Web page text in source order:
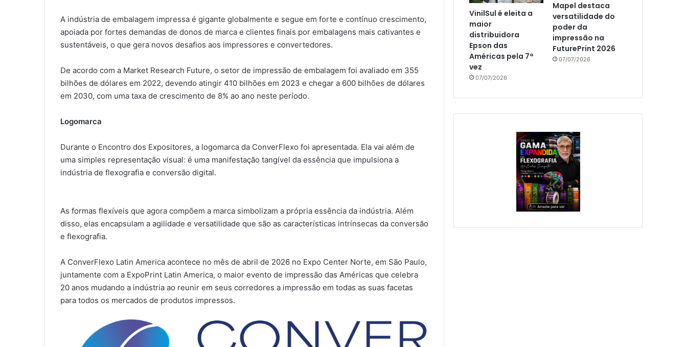
A indústria de embalagem impressa é gigante globalmente e segue em forte e contínuo crescimento,
apoiada por fortes demandas de donos de marca e clientes finais por embalagens mais cativantes e
sustentáveis, o que gera novos desafios aos impressores e convertedores.
De acordo com a Market Research Future, o setor de impressão de embalagem foi avaliado em 355
bilhões de dólares em 2022, devendo atingir 410 bilhões em 2023 e chegar a 600 bilhões de dólares
em 2030, com uma taxa de crescimento de 8% ao ano neste período.
Logomarca
Durante o Encontro dos Expositores, a logomarca da ConverFlexo foi apresentada. Ela vai além de
uma simples representação visual: é uma manifestação tangível da essência que impulsiona a
indústria de flexografia e conversão digital.
As formas flexíveis que agora compõem a marca simbolizam a própria essência da indústria. Além
disso, elas encapsulam a agilidade e versatilidade que são as características intrínsecas da conversão
e flexografia.
A ConverFlexo Latin America acontece no mês de abril de 2026 no Expo Center Norte, em São Paulo,
juntamente com a ExpoPrint Latin America, o maior evento de impressão das Américas que celebra
20 anos mudando a indústria ao reunir em seus corredores a impressão em todas as suas facetas
para todos os mercados de produtos impressos.
Com recorde de trabalhos inscritos
e empresas participantes, 7º
Prêmio Paulista de Excelência
participação na Flexo & Labels Expo
com sucesso de visitação e
confirma sua marca como
VinilSul é eleita a
maior
distribuidora
Epson das
Américas pela 7ª
vez
07/07/2026
Mapel destaca
versatilidade do
poder da
impressão na
FuturePrint 2026
07/07/2026